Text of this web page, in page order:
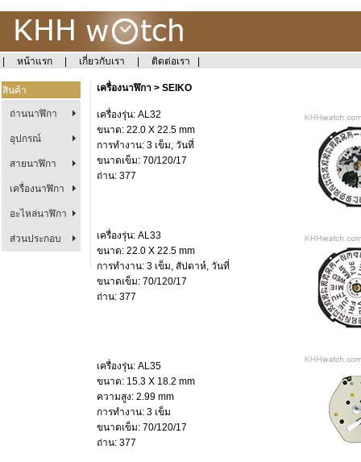
หน้าแรก เกี่ยวกับเรา ติดต่อเรา
สินค้า
ถ่านนาฬิกา
อุปกรณ์
สายนาฬิกา
เครื่องนาฬิกา
อะไหล่นาฬิกา
ส่วนประกอบ
เครื่องนาฬิกา > SEIKO
เครื่องรุ่น: AL32
ขนาด: 22.0 X 22.5 mm
การทำงาน: 3 เข็ม, วันที่
ขนาดเข็ม: 70/120/17
ถ่าน: 377
เครื่องรุ่น: AL33
ขนาด: 22.0 X 22.5 mm
การทำงาน: 3 เข็ม, สัปดาห์, วันที่
ขนาดเข็ม: 70/120/17
ถ่าน: 377
เครื่องรุ่น: AL35
ขนาด: 15.3 X 18.2 mm
ความสูง: 2.99 mm
การทำงาน: 3 เข็ม
ขนาดเข็ม: 70/120/17
ถ่าน: 377